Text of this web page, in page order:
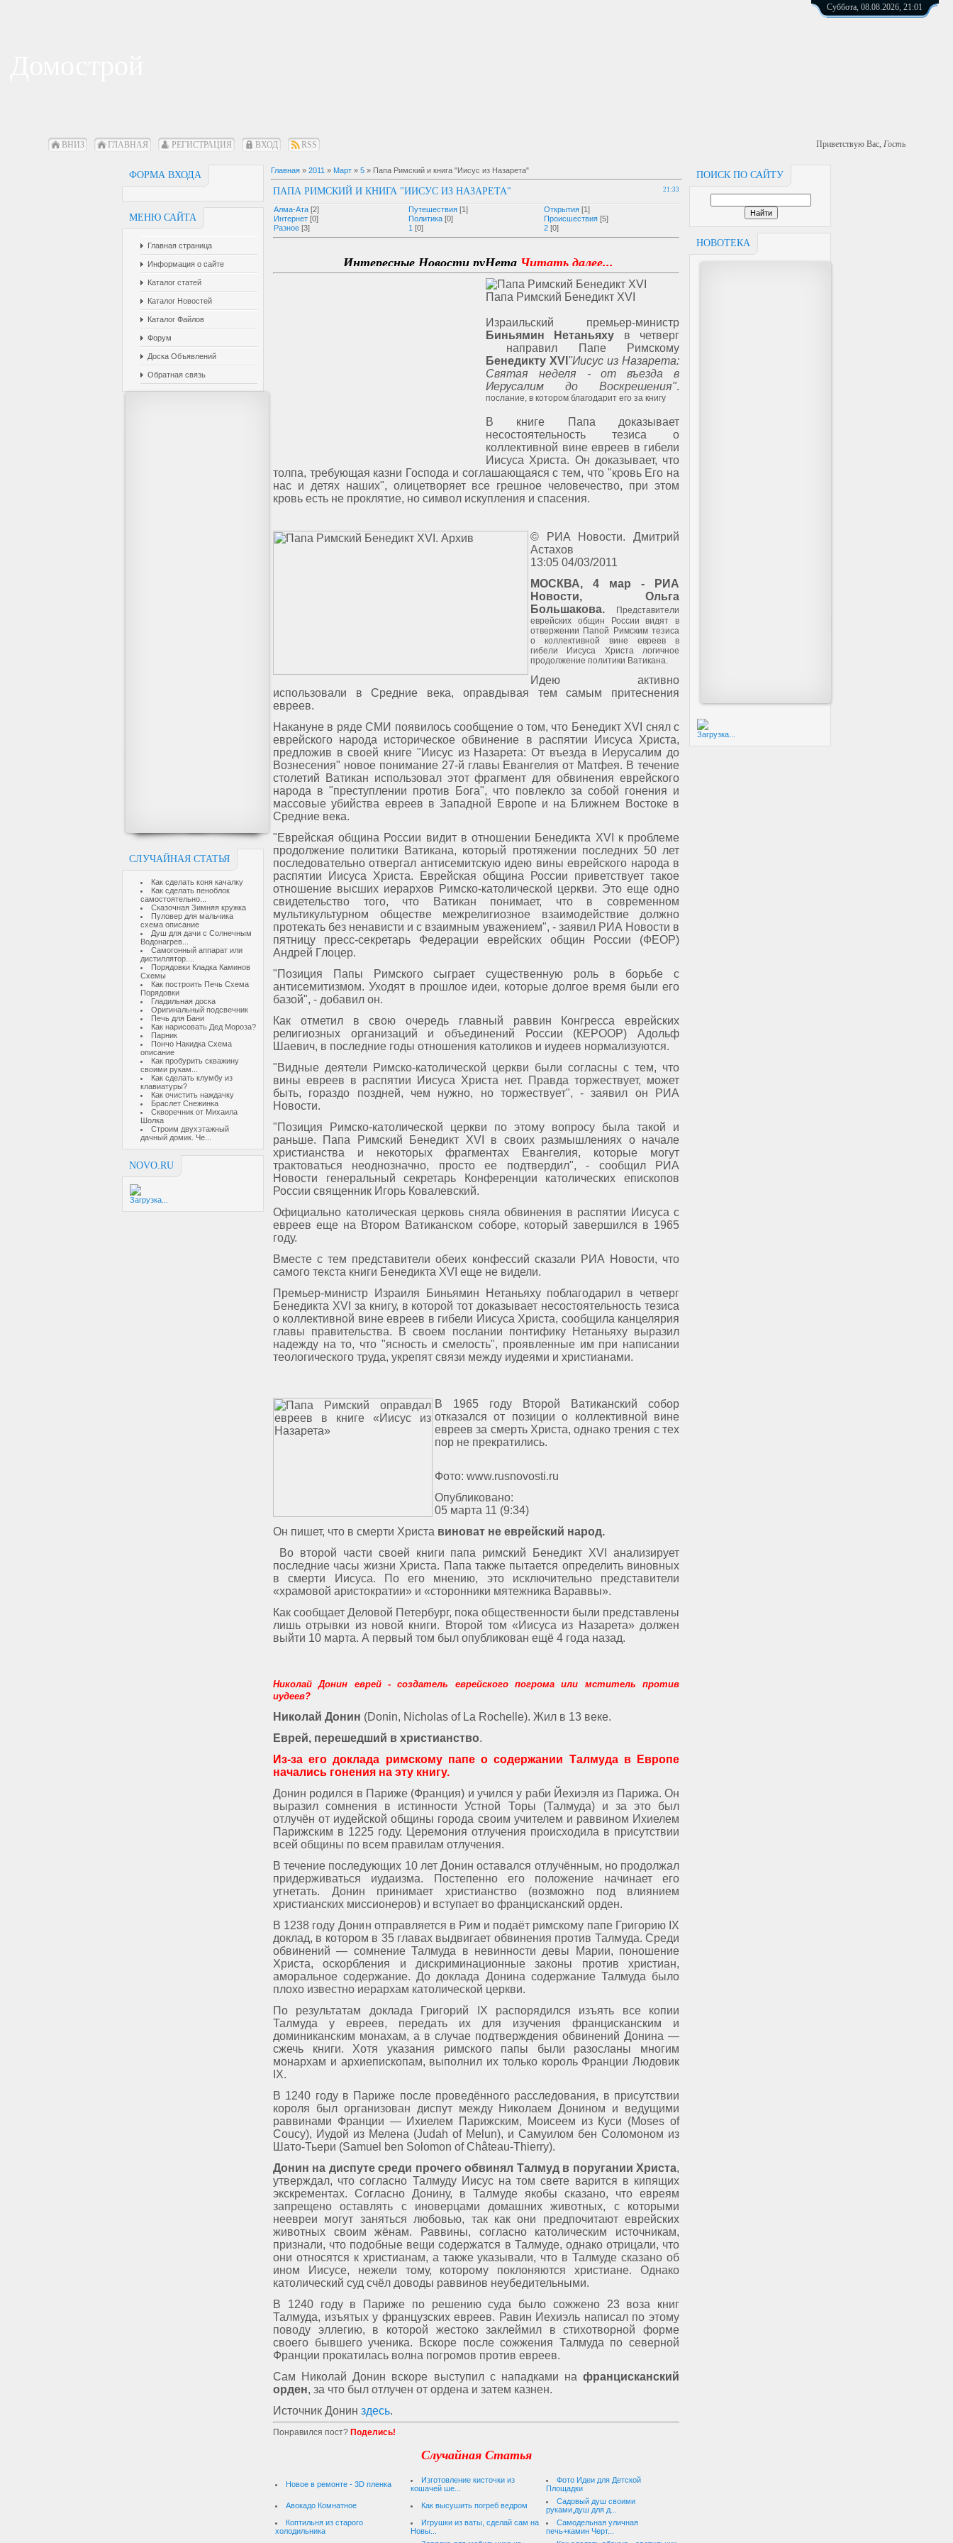
Суббота, 08.08.2026, 21:01
ВНИЗ ГЛАВНАЯ РЕГИСТРАЦИЯ ВХОД RSS Приветствую Вас, Гость
ФОРМА ВХОДА
МЕНЮ САЙТА
Главная страница
Информация о сайте
Каталог статей
Каталог Новостей
Каталог Файлов
Форум
Доска Объявлений
Обратная связь
СЛУЧАЙНАЯ СТАТЬЯ
Как сделать коня качалку
Как сделать пеноблок
самостоятельно...
Сказочная Зимняя кружка
Пуловер для мальчика
схема описание
Душ для дачи с Солнечным
Водонагрев...
Самогонный аппарат или
дистиллятор....
Порядовки Кладка Каминов
Схемы
Как построить Печь Схема
Порядовки
Гладильная доска
Оригинальный подсвечник
Печь для Бани
Как нарисовать Дед Мороза?
Парник
Пончо Накидка Схема
описание
Как пробурить скважину
своими рукам...
Как сделать клумбу из
клавиатуры?
Как очистить наждачку
Браслет Снежинка
Скворечник от Михаила
Шолка
Строим двухэтажный
дачный домик. Че...
NOVO.RU
Загрузка...
ПОИСК ПО САЙТУ
НОВОТЕКА
Загрузка...
Главная » 2011 » Март » 5 » Папа Римский и книга "Иисус из Назарета"
21:33
ПАПА РИМСКИЙ И КНИГА "ИИСУС ИЗ НАЗАРЕТА"
Алма-Ата [2] Путешествия [1] Открытия [1]
Интернет [0] Политика [0] Происшествия [5]
Разное [3] 1 [0] 2 [0]
Интересные Новости руНетаЧитать далее...
Папа Римский Бенедикт XVI
Израильский премьер-министр
Биньямин Нетаньяху в четверг
направил Папе Римскому
Бенедикту XVI "Иисус из Назарета:
Святая неделя - от въезда в
Иерусалим до Воскрешения".
послание, в котором благодарит его за книгу
В книге Папа доказывает
несостоятельность тезиса о
коллективной вине евреев в гибели
Иисуса Христа. Он доказывает, что
толпа, требующая казни Господа и соглашающаяся с тем, что "кровь Его на
нас и детях наших", олицетворяет все грешное человечество, при этом
кровь есть не проклятие, но символ искупления и спасения.
© РИА Новости. Дмитрий
Астахов
13:05 04/03/2011
МОСКВА, 4 мар - РИА
Новости, Ольга
Большакова. Представители
еврейских общин России видят в
отвержении Папой Римским тезиса
о коллективной вине евреев в
гибели Иисуса Христа логичное
продолжение политики Ватикана.
Идею активно
использовали в Средние века, оправдывая тем самым притеснения
евреев.
Накануне в ряде СМИ появилось сообщение о том, что Бенедикт XVI снял с
еврейского народа историческое обвинение в распятии Иисуса Христа,
предложив в своей книге "Иисус из Назарета: От въезда в Иерусалим до
Вознесения" новое понимание 27-й главы Евангелия от Матфея. В течение
столетий Ватикан использовал этот фрагмент для обвинения еврейского
народа в "преступлении против Бога", что повлекло за собой гонения и
массовые убийства евреев в Западной Европе и на Ближнем Востоке в
Средние века.
"Еврейская община России видит в отношении Бенедикта XVI к проблеме
продолжение политики Ватикана, который протяжении последних 50 лет
последовательно отвергал антисемитскую идею вины еврейского народа в
распятии Иисуса Христа. Еврейская община России приветствует такое
отношение высших иерархов Римско-католической церкви. Это еще одно
свидетельство того, что Ватикан понимает, что в современном
мультикультурном обществе межрелигиозное взаимодействие должно
протекать без ненависти и с взаимным уважением", - заявил РИА Новости в
пятницу пресс-секретарь Федерации еврейских общин России (ФЕОР)
Андрей Глоцер.
"Позиция Папы Римского сыграет существенную роль в борьбе с
антисемитизмом. Уходят в прошлое идеи, которые долгое время были его
базой", - добавил он.
Как отметил в свою очередь главный раввин Конгресса еврейских
религиозных организаций и объединений России (КЕРООР) Адольф
Шаевич, в последние годы отношения католиков и иудеев нормализуются.
"Видные деятели Римско-католической церкви были согласны с тем, что
вины евреев в распятии Иисуса Христа нет. Правда торжествует, может
быть, гораздо поздней, чем нужно, но торжествует", - заявил он РИА
Новости.
"Позиция Римско-католической церкви по этому вопросу была такой и
раньше. Папа Римский Бенедикт XVI в своих размышлениях о начале
христианства и некоторых фрагментах Евангелия, которые могут
трактоваться неоднозначно, просто ее подтвердил", - сообщил РИА
Новости генеральный секретарь Конференции католических епископов
России священник Игорь Ковалевский.
Официально католическая церковь сняла обвинения в распятии Иисуса с
евреев еще на Втором Ватиканском соборе, который завершился в 1965
году.
Вместе с тем представители обеих конфессий сказали РИА Новости, что
самого текста книги Бенедикта XVI еще не видели.
Премьер-министр Израиля Биньямин Нетаньяху поблагодарил в четверг
Бенедикта XVI за книгу, в которой тот доказывает несостоятельность тезиса
о коллективной вине евреев в гибели Иисуса Христа, сообщила канцелярия
главы правительства. В своем послании понтифику Нетаньяху выразил
надежду на то, что "ясность и смелость", проявленные им при написании
теологического труда, укрепят связи между иудеями и христианами.
В 1965 году Второй Ватиканский собор
отказался от позиции о коллективной вине
евреев за смерть Христа, однако трения с тех
пор не прекратились.
Фото: www.rusnovosti.ru
Опубликовано:
05 марта 11 (9:34)
Он пишет, что в смерти Христа виноват не еврейский народ.
Во второй части своей книги папа римский Бенедикт XVI анализирует
последние часы жизни Христа. Папа также пытается определить виновных
в смерти Иисуса. По его мнению, это исключительно представители
«храмовой аристократии» и «сторонники мятежника Вараввы».
Как сообщает Деловой Петербург, пока общественности были представлены
лишь отрывки из новой книги. Второй том «Иисуса из Назарета» должен
выйти 10 марта. А первый том был опубликован ещё 4 года назад.
Николай Донин еврей - создатель еврейского погрома или мститель против
иудеев?
Николай Донин (Donin, Nicholas of La Rochelle). Жил в 13 веке.
Еврей, перешедший в христианство.
Из-за его доклада римскому папе о содержании Талмуда в Европе
начались гонения на эту книгу.
Донин родился в Париже (Франция) и учился у раби Йехиэля из Парижа. Он
выразил сомнения в истинности Устной Торы (Талмуда) и за это был
отлучён от иудейской общины города своим учителем и раввином Ихиелем
Парижским в 1225 году. Церемония отлучения происходила в присутствии
всей общины по всем правилам отлучения.
В течение последующих 10 лет Донин оставался отлучённым, но продолжал
придерживаться иудаизма. Постепенно его положение начинает его
угнетать. Донин принимает христианство (возможно под влиянием
христианских миссионеров) и вступает во францисканский орден.
В 1238 году Донин отправляется в Рим и подаёт римскому папе Григорию IX
доклад, в котором в 35 главах выдвигает обвинения против Талмуда. Среди
обвинений — сомнение Талмуда в невинности девы Марии, поношение
Христа, оскорбления и дискриминационные законы против христиан,
аморальное содержание. До доклада Донина содержание Талмуда было
плохо известно иерархам католической церкви.
По результатам доклада Григорий IX распорядился изъять все копии
Талмуда у евреев, передать их для изучения францисканским и
доминиканским монахам, а в случае подтверждения обвинений Донина —
сжечь книги. Хотя указания римского папы были разосланы многим
монархам и архиепископам, выполнил их только король Франции Людовик
IX.
В 1240 году в Париже после проведённого расследования, в присутствии
короля был организован диспут между Николаем Донином и ведущими
раввинами Франции — Ихиелем Парижским, Моисеем из Куси (Moses of
Coucy), Иудой из Мелена (Judah of Melun), и Самуилом бен Соломоном из
Шато-Тьери (Samuel ben Solomon of Château-Thierry).
Донин на диспуте среди прочего обвинял Талмуд в поругании Христа,
утверждал, что согласно Талмуду Иисус на том свете варится в кипящих
экскрементах. Согласно Донину, в Талмуде якобы сказано, что евреям
запрещено оставлять с иноверцами домашних животных, с которыми
неевреи могут заняться любовью, так как они предпочитают еврейских
животных своим жёнам. Раввины, согласно католическим источникам,
признали, что подобные вещи содержатся в Талмуде, однако отрицали, что
они относятся к христианам, а также указывали, что в Талмуде сказано об
ином Иисусе, нежели тому, которому поклоняются христиане. Однако
католический суд счёл доводы раввинов неубедительными.
В 1240 году в Париже по решению суда было сожжено 23 воза книг
Талмуда, изъятых у французских евреев. Равин Иехиэль написал по этому
поводу эллегию, в которой жестоко заклеймил в стихотворной форме
своего бывшего ученика. Вскоре после сожжения Талмуда по северной
Франции прокатилась волна погромов против евреев.
Сам Николай Донин вскоре выступил с нападками на францисканский
орден, за что был отлучен от ордена и затем казнен.
Источник Донин здесь.
Понравился пост? Поделись!
Случайная Статья
Новое в ремонте - 3D пленка
Изготовление кисточки из
кошачей ше...
Фото Идеи для Детской
Площадки
Авокадо Комнатное
Как высушить погреб ведром
Садовый душ своими
руками,душ для д...
Коптильня из старого
холодильника
Игрушки из ваты, сделай сам на
Новы...
Самодельная уличная
печь+камин Черт...